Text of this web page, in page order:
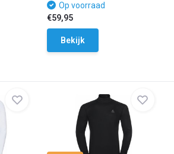
Op voorraad
€59,95
Bekijk